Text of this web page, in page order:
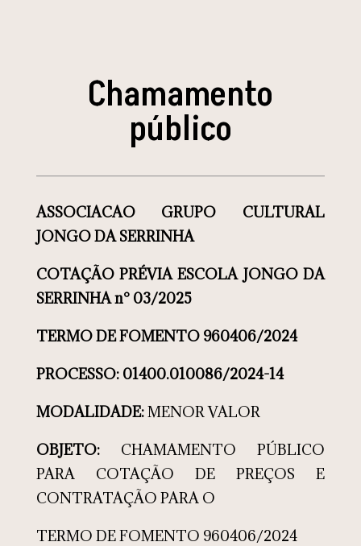
Chamamento
público
ASSOCIACAO GRUPO CULTURAL
JONGO DA SERRINHA
COTAÇÃO PRÉVIA ESCOLA JONGO DA
SERRINHA n° 03/2025
TERMO DE FOMENTO 960406/2024
PROCESSO: 01400.010086/2024-14
MODALIDADE:MENOR VALOR
OBJETO:CHAMAMENTO PÚBLICO
PARA COTAÇÃO DE PREÇOS E
CONTRATAÇÃO PARA O
TERMO DE FOMENTO 960406/2024